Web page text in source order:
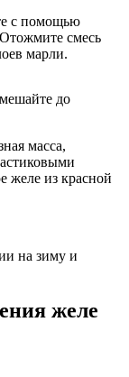
с помощью
смесь
марли.
до
масса,
желе из красной
желе